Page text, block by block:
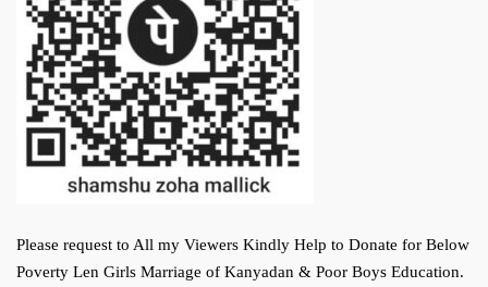
Please request to All my Viewers Kindly Help to Donate for Below
Poverty Len Girls Marriage of Kanyadan & Poor Boys Education.